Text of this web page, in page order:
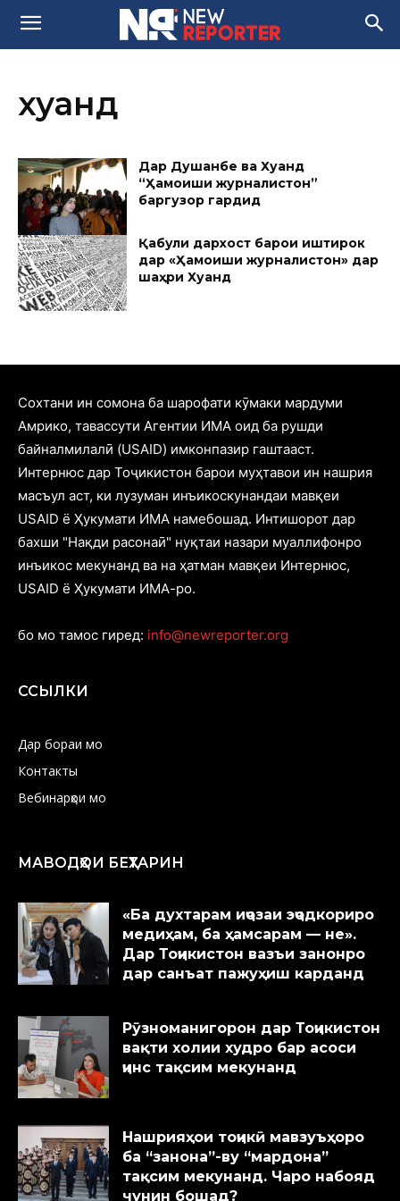
хуҷанд
Дар Душанбе ва Хуҷанд
“Ҳамоиши журналистон”
баргузор гардид
Қабули дархост барои иштирок
дар «Ҳамоиши журналистон» дар
шаҳри Хуҷанд
Cохтани ин сомона ба шарофати кӯмаки мардуми
Амрико, тавассути Агентии ИМА оид ба рушди
байналмилалӣ (USAID) имконпазир гаштааст.
Интернюс дар Тоҷикистон барои муҳтавои ин нашрия
масъул аст, ки лузуман инъикоскунандаи мавқеи
USAID ё Ҳукумати ИМА намебошад. Интишорот дар
бахши "Нақди расонаӣ" нуқтаи назари муаллифонро
инъикос мекунанд ва на ҳатман мавқеи Интернюс,
USAID ё Ҳукумати ИМА-ро.
бо мо тамос гиред: info@newreporter.org
ССЫЛКИ
Дар бораи мо
Контакты
Вебинарҳои мо
МАВОДҲОИ БЕҲТАРИН
«Ба духтарам иҷозаи эҷодкориро
медиҳам, ба ҳамсарам — не».
Дар Тоҷикистон вазъи занонро
дар санъат пажуҳиш карданд
Рӯзноманигорон дар Тоҷикистон
вақти холии худро бар асоси
ҷинс тақсим мекунанд
Нашрияҳои тоҷикӣ мавзуъҳоро
ба “занона”-ву “мардона”
тақсим мекунанд. Чаро набояд
чунин бошад?